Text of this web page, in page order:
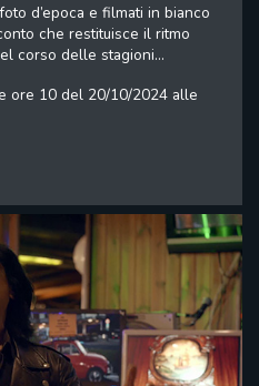
d’epoca e filmati in bianco
che restituisce il ritmo
corso delle stagioni...
ore 10 del 20/10/2024 alle